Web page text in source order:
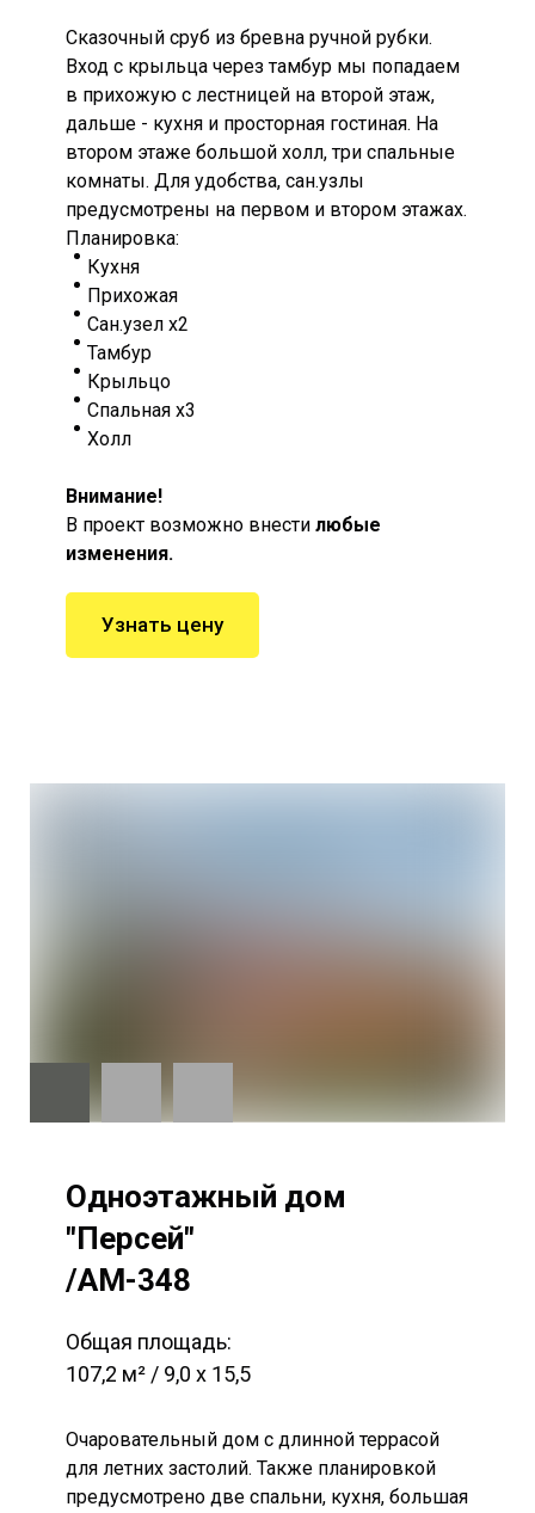
Сказочный сруб из бревна ручной рубки.
Вход с крыльца через тамбур мы попадаем
в прихожую с лестницей на второй этаж,
дальше - кухня и просторная гостиная. На
втором этаже большой холл, три спальные
комнаты. Для удобства, сан.узлы
предусмотрены на первом и втором этажах.
Планировка:
Кухня
Прихожая
Сан.узел х2
Тамбур
Крыльцо
Спальная х3
Холл
Внимание!
В проект возможно внести любые
изменения.
Узнать цену
Одноэтажный дом
"Персей"
/AM-348
Общая площадь:
107,2 м² / 9,0 х 15,5
Очаровательный дом с длинной террасой
для летних застолий. Также планировкой
предусмотрено две спальни, кухня, большая